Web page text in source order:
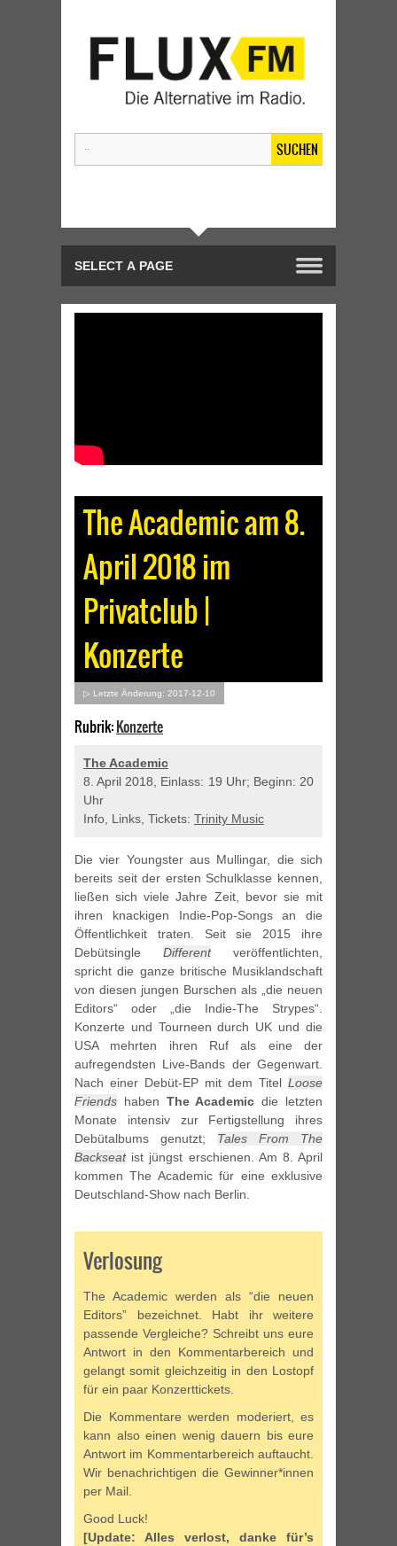
SUCHEN
The Academic am 8.
April 2018 im
Privatclub |
Konzerte
▷ Letzte Änderung: 2017-12-10
Rubrik:Konzerte
The Academic
8. April 2018, Einlass: 19 Uhr; Beginn: 20
Uhr
Info, Links, Tickets: Trinity Music
Die vier Youngster aus Mullingar, die sich
bereits seit der ersten Schulklasse kennen,
ließen sich viele Jahre Zeit, bevor sie mit
ihren knackigen Indie-Pop-Songs an die
Öffentlichkeit traten. Seit sie 2015 ihre
Debütsingle Differentveröffentlichten,
spricht die ganze britische Musiklandschaft
von diesen jungen Burschen als „die neuen
Editors“ oder „die Indie-The Strypes“.
Konzerte und Tourneen durch UK und die
USA mehrten ihren Ruf als eine der
aufregendsten Live-Bands der Gegenwart.
Nach einer Debüt-EP mit dem Titel Loose
Friends haben The Academic die letzten
Monate intensiv zur Fertigstellung ihres
Debütalbums genutzt; Tales From The
Backseatist jüngst erschienen. Am 8. April
kommen The Academic für eine exklusive
Deutschland-Show nach Berlin.
Verlosung
The Academic werden als “die neuen
Editors” bezeichnet. Habt ihr weitere
passende Vergleiche? Schreibt uns eure
Antwort in den Kommentarbereich und
gelangt somit gleichzeitig in den Lostopf
für ein paar Konzerttickets.
Die Kommentare werden moderiert, es
kann also einen wenig dauern bis eure
Antwort im Kommentarbereich auftaucht.
Wir benachrichtigen die Gewinner*innen
per Mail.
Good Luck!
[Update: Alles verlost, danke für’s